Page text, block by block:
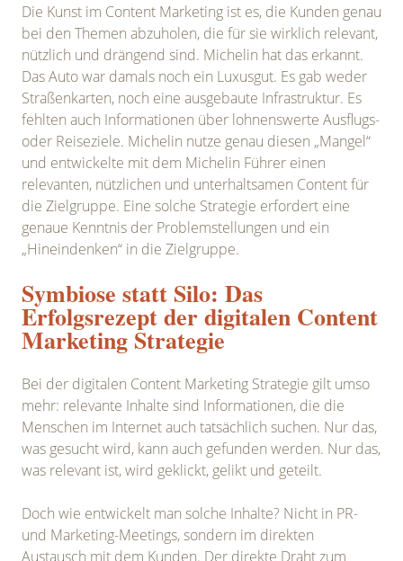
Die Kunst im Content Marketing ist es, die Kunden genau
bei den Themen abzuholen, die für sie wirklich relevant,
nützlich und drängend sind. Michelin hat das erkannt.
Das Auto war damals noch ein Luxusgut. Es gab weder
Straßenkarten, noch eine ausgebaute Infrastruktur. Es
fehlten auch Informationen über lohnenswerte Ausflugs-
oder Reiseziele. Michelin nutze genau diesen „Mangel“
und entwickelte mit dem Michelin Führer einen
relevanten, nützlichen und unterhaltsamen Content für
die Zielgruppe. Eine solche Strategie erfordert eine
genaue Kenntnis der Problemstellungen und ein
„Hineindenken“ in die Zielgruppe.
Symbiose statt Silo: Das
Erfolgsrezept der digitalen Content
Marketing Strategie
Bei der digitalen Content Marketing Strategie gilt umso
mehr: relevante Inhalte sind Informationen, die die
Menschen im Internet auch tatsächlich suchen. Nur das,
was gesucht wird, kann auch gefunden werden. Nur das,
was relevant ist, wird geklickt, gelikt und geteilt.
Doch wie entwickelt man solche Inhalte? Nicht in PR-
und Marketing-Meetings, sondern im direkten
Austausch mit dem Kunden. Der direkte Draht zum